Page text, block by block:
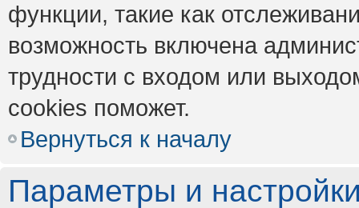
функции, такие как
возможность включена
трудности с входом или
cookies поможет.
Вернуться к началу
Параметры и